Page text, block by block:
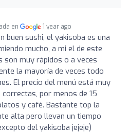
en 1 year ago
buen sushi, el yakisoba es una
mucho, a mi el de este
son muy rápidos o a veces
la mayoría de veces todo
El precio del menú está muy
por menos de 15
y café. Bastante top la
alta pero llevan un tiempo
del yakisoba jejeje)